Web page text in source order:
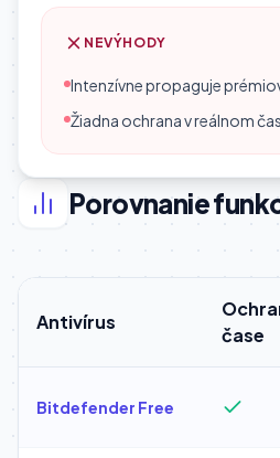
NEVÝHODY
Intenzívne propaguje
Žiadna ochrana v reálnom
Porovnanie
Antivírus
čase
Bitdefender Free